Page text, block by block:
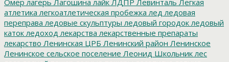
атлетика легкоатлетическая пробежка лед ледовая
переправа ледовые скульптуры ледовый городок ледовый
каток ледоход лекарства лекарственные препараты
лекарство Ленинская ЦРБ Ленинский район Ленинское
Ленинское сельское поселение Леонид Школьник лес